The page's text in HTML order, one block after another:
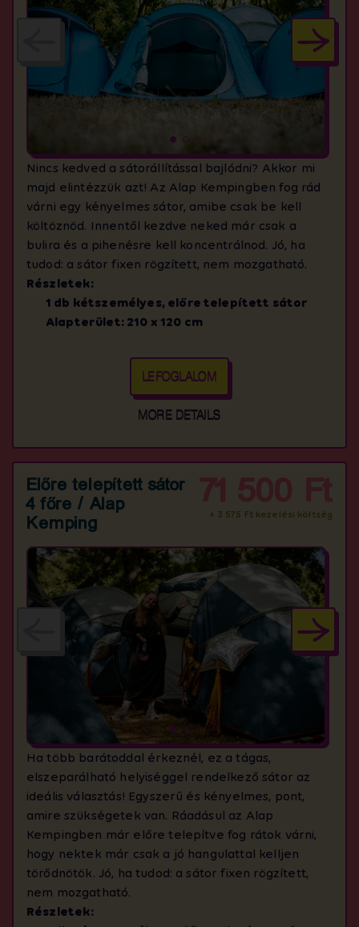
Nincs kedved a sátorállítással bajlódni? Akkor mi
majd elintézzük azt! Az Alap Kempingben fog rád
várni egy kényelmes sátor, amibe csak be kell
költöznöd. Innentől kezdve neked már csak a
bulira és a pihenésre kell koncentrálnod. Jó, ha
tudod: a sátor fixen rögzített, nem mozgatható.
Részletek:
1 db kétszemélyes, előre telepített sátor
Alapterület: 210 x 120 cm
LEFOGLALOM
MORE DETAILS
Előre telepített sátor
4 főre / Alap
Kemping
71 500 Ft
+ 3 575 Ft kezelési költség
Ha több barátoddal érkeznél, ez a tágas,
elszeparálható helyiséggel rendelkező sátor az
ideális választás! Egyszerű és kényelmes, pont,
amire szükségetek van. Ráadásul az Alap
Kempingben már előre telepítve fog rátok várni,
hogy nektek már csak a jó hangulattal kelljen
törődnötök. Jó, ha tudod: a sátor fixen rögzített,
nem mozgatható.
Részletek: